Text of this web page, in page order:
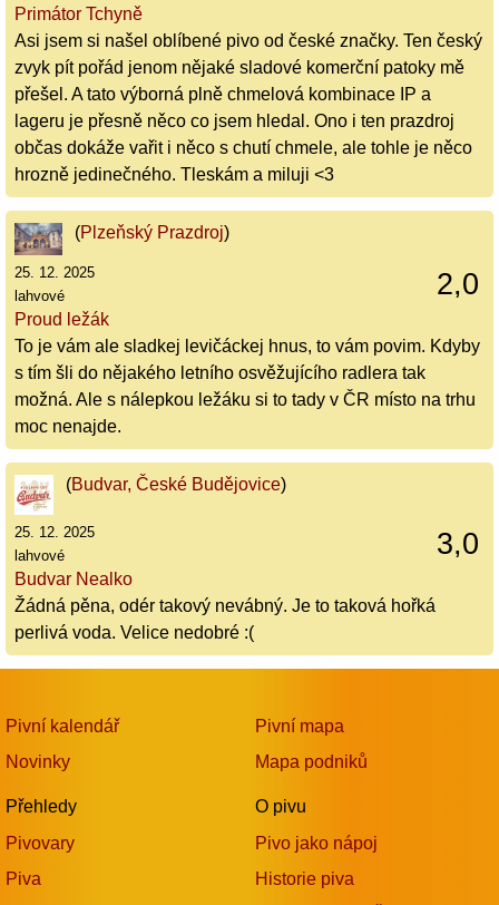
Primátor Tchyně
Asi jsem si našel oblíbené pivo od české značky. Ten český
zvyk pít pořád jenom nějaké sladové komerční patoky mě
přešel. A tato výborná plně chmelová kombinace IP a
lageru je přesně něco co jsem hledal. Ono i ten prazdroj
občas dokáže vařit i něco s chutí chmele, ale tohle je něco
hrozně jedinečného. Tleskám a miluji <3
(Plzeňský Prazdroj)
2,0
25. 12. 2025
lahvové
Proud ležák
To je vám ale sladkej levičáckej hnus, to vám povim. Kdyby
s tím šli do nějakého letního osvěžujícího radlera tak
možná. Ale s nálepkou ležáku si to tady v ČR místo na trhu
moc nenajde.
(Budvar, České Budějovice)
3,0
25. 12. 2025
lahvové
Budvar Nealko
Žádná pěna, odér takový nevábný. Je to taková hořká
perlivá voda. Velice nedobré :(
Pivní kalendář
Novinky
Přehledy
Pivovary
Piva
Pivní mapa
Mapa podniků
O pivu
Pivo jako nápoj
Historie piva